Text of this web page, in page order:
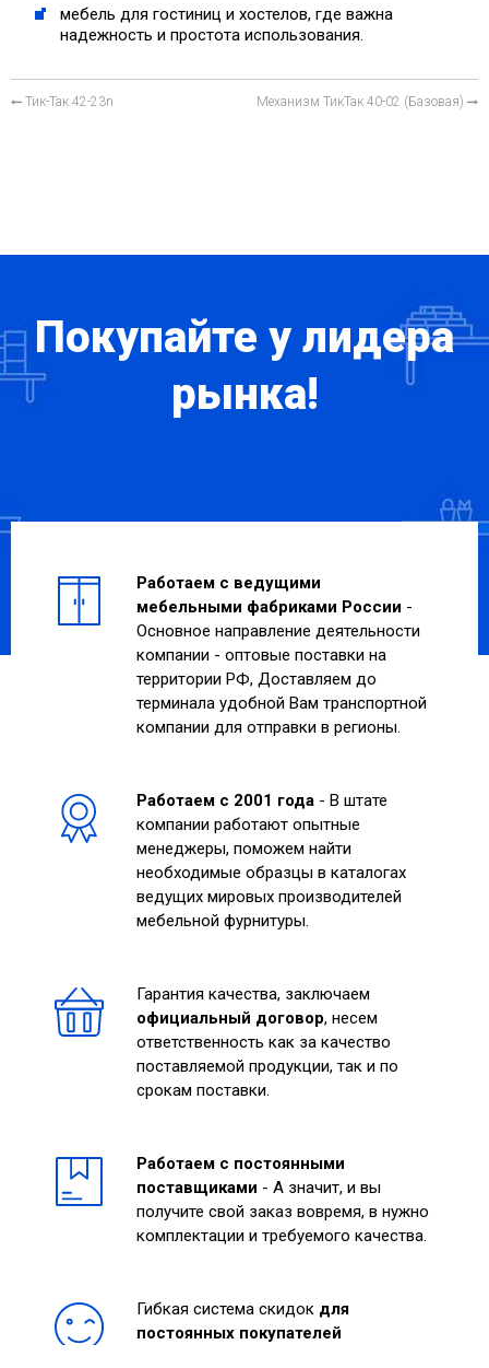
мебель для гостиниц и хостелов, где важна
надежность и простота использования.
Тик-Так 42-23n Механизм ТикТак 40-02 (Базовая)
Покупайте у лидера
рынка!
Работаем с ведущими
мебельными фабриками России -
Основное направление деятельности
компании - оптовые поставки на
территории РФ, Доставляем до
терминала удобной Вам транспортной
компании для отправки в регионы.
Работаем с 2001 года - В штате
компании работают опытные
менеджеры, поможем найти
необходимые образцы в каталогах
ведущих мировых производителей
мебельной фурнитуры.
Гарантия качества, заключаем
официальный договор, несем
ответственность как за качество
поставляемой продукции, так и по
срокам поставки.
Работаем с постоянными
поставщиками - А значит, и вы
получите свой заказ вовремя, в нужно
комплектации и требуемого качества.
Гибкая система скидок для
постоянных покупателей